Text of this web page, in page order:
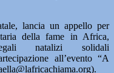
lancia un appello per
della fame in Africa,
natalizi solidali
all’evento “A